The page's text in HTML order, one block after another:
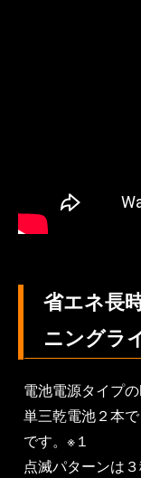
省エネ長
ニングラ
電池電源タイプ
単三乾電池２本
です。※１
点滅パターンは